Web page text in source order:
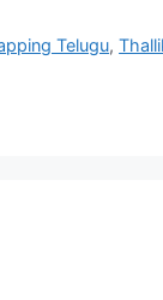
Telugu,